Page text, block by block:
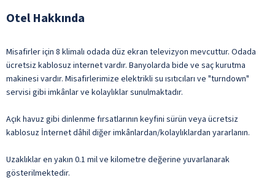
Otel Hakkında
Misafirler için 8 klimalı odada düz ekran televizyon mevcuttur. Odada
ücretsiz kablosuz internet vardır. Banyolarda bide ve saç kurutma
makinesi vardır. Misafirlerimize elektrikli su ısıtıcıları ve "turndown"
servisi gibi imkânlar ve kolaylıklar sunulmaktadır.
Açık havuz gibi dinlenme fırsatlarının keyfini sürün veya ücretsiz
kablosuz İnternet dâhil diğer imkânlardan/kolaylıklardan yararlanın.
Uzaklıklar en yakın 0.1 mil ve kilometre değerine yuvarlanarak
gösterilmektedir.